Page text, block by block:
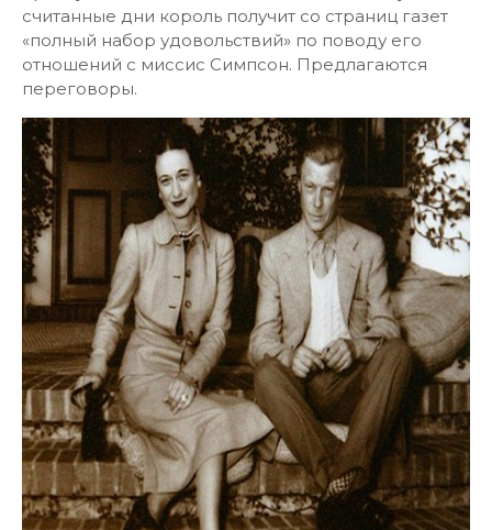
считанные дни король получит со страниц газет
«полный набор удовольствий» по поводу его
отношений с миссис Симпсон. Предлагаются
переговоры.